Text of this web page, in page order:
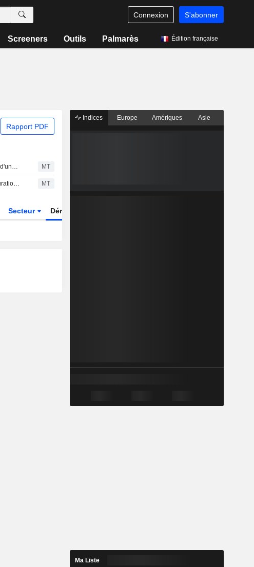
Connexion S'abonner
Screeners Outils Palmarès Édition française
Rapport PDF
Sound Energy finalise la cession d'une filiale à un groupe minier au Maroc MT
Sound Energy finalise la restructuration de sa dette obligataire MT
Secteur Dérivés
Indices Europe Amériques Asie
Ma Liste